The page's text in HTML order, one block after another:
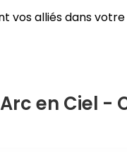
vos alliés dans
en Ciel -